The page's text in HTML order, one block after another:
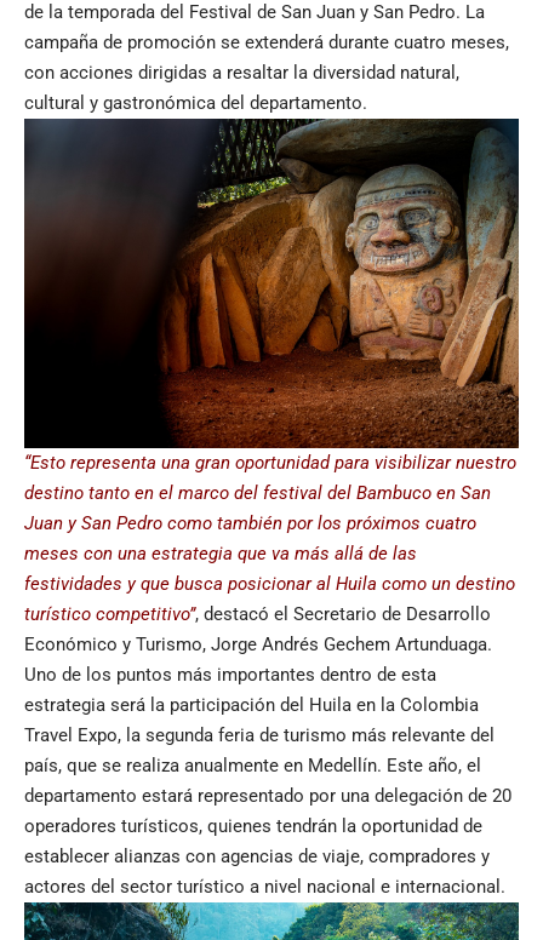
de la temporada del Festival de San Juan y San Pedro. La
campaña de promoción se extenderá durante cuatro meses,
con acciones dirigidas a resaltar la diversidad natural,
cultural y gastronómica del departamento.
“Esto representa una gran oportunidad para visibilizar nuestro
destino tanto en el marco del festival del Bambuco en San
Juan y San Pedro como también por los próximos cuatro
meses con una estrategia que va más allá de las
festividades y que busca posicionar al Huila como un destino
turístico competitivo”, destacó el Secretario de Desarrollo
Económico y Turismo, Jorge Andrés Gechem Artunduaga.
Uno de los puntos más importantes dentro de esta
estrategia será la participación del Huila en la Colombia
Travel Expo, la segunda feria de turismo más relevante del
país, que se realiza anualmente en Medellín. Este año, el
departamento estará representado por una delegación de 20
operadores turísticos, quienes tendrán la oportunidad de
establecer alianzas con agencias de viaje, compradores y
actores del sector turístico a nivel nacional e internacional.